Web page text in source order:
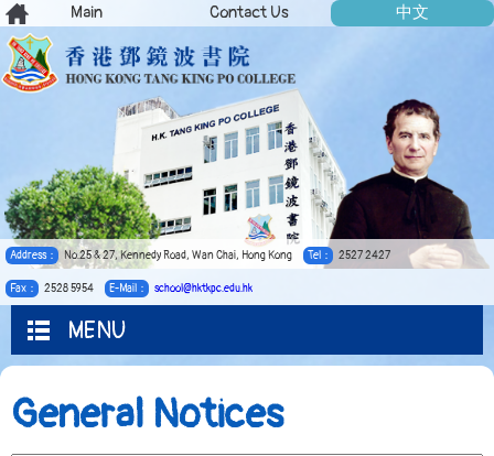
Address： No.25 & 27, Kennedy Road, Wan Chai, Hong Kong Tel： 2527 2427
Fax： 2528 5954 E-Mail： school@hktkpc.edu.hk
中文
Contact Us
Main
MENU
General Notices